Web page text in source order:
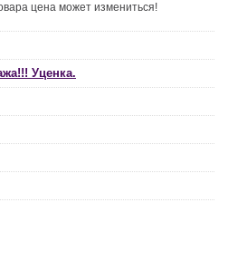
цена может измениться!
Уценка.